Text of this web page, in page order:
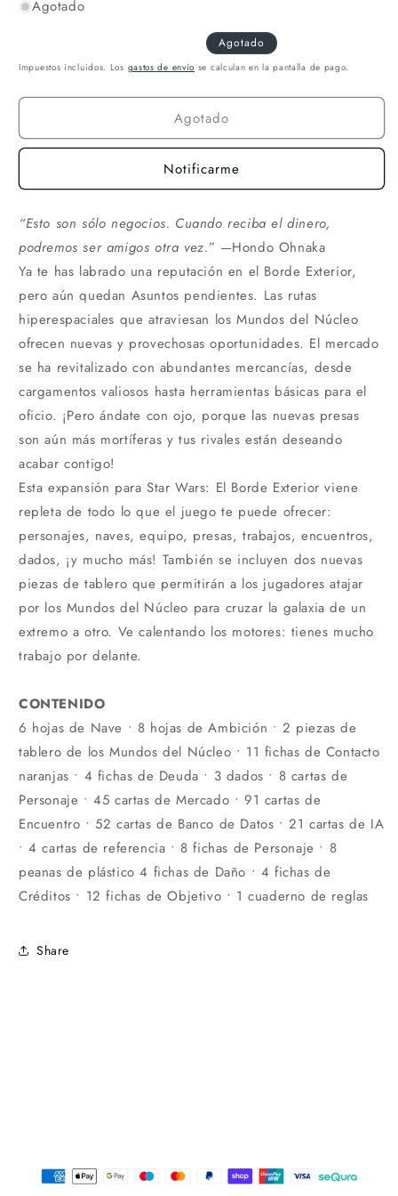
Agotado
Agotado
Impuestos incluidos. Los gastos de envío se calculan en la pantalla de pago.
Agotado
Notificarme
“Esto son sólo negocios. Cuando reciba el dinero,
podremos ser amigos otra vez.” —Hondo Ohnaka
Ya te has labrado una reputación en el Borde Exterior,
pero aún quedan Asuntos pendientes. Las rutas
hiperespaciales que atraviesan los Mundos del Núcleo
ofrecen nuevas y provechosas oportunidades. El mercado
se ha revitalizado con abundantes mercancías, desde
cargamentos valiosos hasta herramientas básicas para el
oficio. ¡Pero ándate con ojo, porque las nuevas presas
son aún más mortíferas y tus rivales están deseando
acabar contigo!
Esta expansión para Star Wars: El Borde Exterior viene
repleta de todo lo que el juego te puede ofrecer:
personajes, naves, equipo, presas, trabajos, encuentros,
dados, ¡y mucho más! También se incluyen dos nuevas
piezas de tablero que permitirán a los jugadores atajar
por los Mundos del Núcleo para cruzar la galaxia de un
extremo a otro. Ve calentando los motores: tienes mucho
trabajo por delante.
CONTENIDO
6 hojas de Nave • 8 hojas de Ambición • 2 piezas de
tablero de los Mundos del Núcleo • 11 fichas de Contacto
naranjas • 4 fichas de Deuda • 3 dados • 8 cartas de
Personaje • 45 cartas de Mercado • 91 cartas de
Encuentro • 52 cartas de Banco de Datos • 21 cartas de IA
• 4 cartas de referencia • 8 fichas de Personaje • 8
peanas de plástico 4 fichas de Daño • 4 fichas de
Créditos • 12 fichas de Objetivo • 1 cuaderno de reglas
Share